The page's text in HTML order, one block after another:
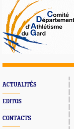
ACTUALITÉS
EDITOS
CONTACTS